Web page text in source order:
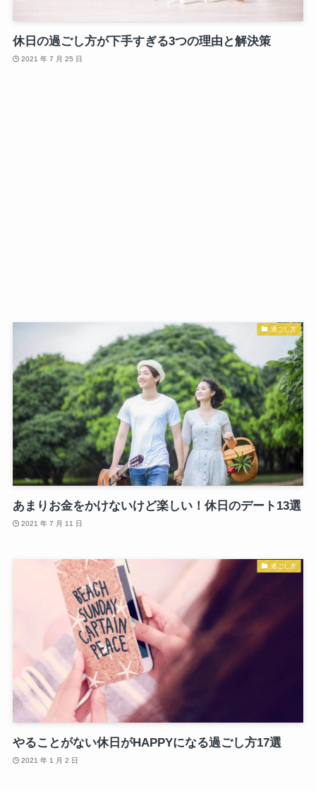
休日の過ごし方が下手すぎる3つの理由と解決策
2021 年 7 月 25 日
過ごし方
あまりお金をかけないけど楽しい！休日のデート13選
2021 年 7 月 11 日
過ごし方
やることがない休日がHAPPYになる過ごし方17選
2021 年 1 月 2 日